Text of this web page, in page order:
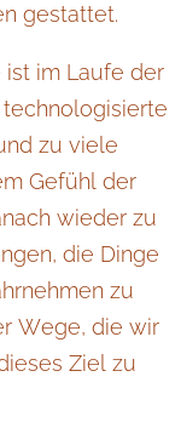
gestattet.
im Laufe der
zu viele
Gefühl der
wieder zu
die Dinge
zu
Wege, die wir
Ziel zu